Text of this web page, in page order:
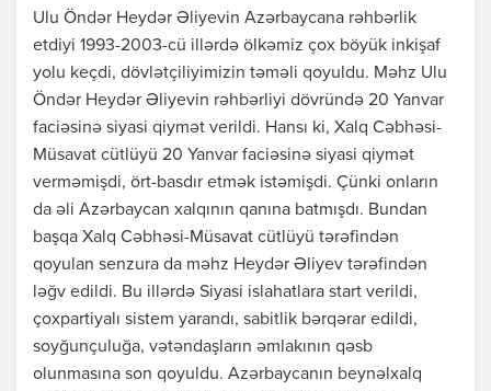
Ulu Öndər Heydər Əliyevin Azərbaycana rəhbərlik
etdiyi 1993-2003-cü illərdə ölkəmiz çox böyük inkişaf
yolu keçdi, dövlətçiliyimizin təməli qoyuldu. Məhz Ulu
Öndər Heydər Əliyevin rəhbərliyi dövründə 20 Yanvar
faciəsinə siyasi qiymət verildi. Hansı ki, Xalq Cəbhəsi-
Müsavat cütlüyü 20 Yanvar faciəsinə siyasi qiymət
verməmişdi, ört-basdır etmək istəmişdi. Çünki onların
da əli Azərbaycan xalqının qanına batmışdı. Bundan
başqa Xalq Cəbhəsi-Müsavat cütlüyü tərəfindən
qoyulan senzura da məhz Heydər Əliyev tərəfindən
ləğv edildi. Bu illərdə Siyasi islahatlara start verildi,
çoxpartiyalı sistem yarandı, sabitlik bərqərar edildi,
soyğunçuluğa, vətəndaşların əmlakının qəsb
olunmasına son qoyuldu. Azərbaycanın beynəlxalq